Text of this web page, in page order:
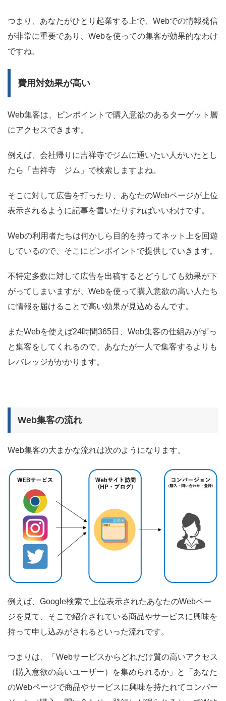
つまり、あなたがひとり起業する上で、Webでの情報発信
が非常に重要であり、Webを使っての集客が効果的なわけ
ですね。
費用対効果が高い
Web集客は、ピンポイントで購入意欲のあるターゲット層
にアクセスできます。
例えば、会社帰りに吉祥寺でジムに通いたい人がいたとし
たら「吉祥寺 ジム」で検索しますよね。
そこに対して広告を打ったり、あなたのWebページが上位
表示されるように記事を書いたりすればいいわけです。
Webの利用者たちは何かしら目的を持ってネット上を回遊
しているので、そこにピンポイントで提供していきます。
不特定多数に対して広告を出稿するとどうしても効果が下
がってしまいますが、Webを使って購入意欲の高い人たち
に情報を届けることで高い効果が見込めるんです。
またWebを使えば24時間365日、Web集客の仕組みがずっ
と集客をしてくれるので、あなたが一人で集客するよりも
レバレッジがかかります。
Web集客の流れ
Web集客の大まかな流れは次のようになります。
例えば、Google検索で上位表示されたあなたのWebペー
ジを見て、そこで紹介されている商品やサービスに興味を
持って申し込みがされるといった流れです。
つまりは、「Webサービスからどれだけ質の高いアクセス
（購入意欲の高いユーザー）を集められるか」と「あなた
のWebページで商品やサービスに興味を持たれてコンバー